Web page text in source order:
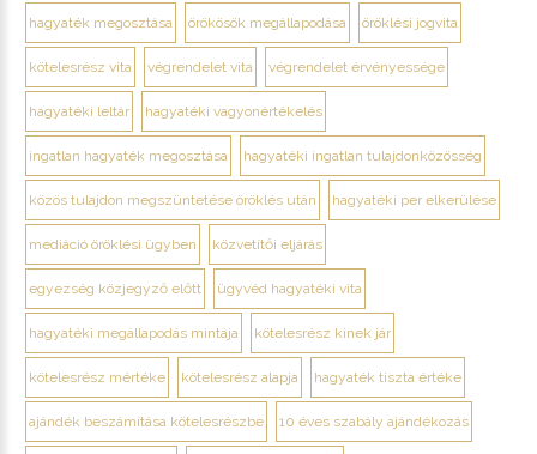
hagyaték megosztása örökösök megállapodása öröklési jogvita
kötelesrész vita végrendelet vita végrendelet érvényessége
hagyatéki leltár hagyatéki vagyonértékelés
ingatlan hagyaték megosztása hagyatéki ingatlan tulajdonközösség
közös tulajdon megszüntetése öröklés után hagyatéki per elkerülése
mediáció öröklési ügyben közvetítői eljárás
egyezség közjegyző előtt ügyvéd hagyatéki vita
hagyatéki megállapodás mintája kötelesrész kinek jár
kötelesrész mértéke kötelesrész alapja hagyaték tiszta értéke
ajándék beszámítása kötelesrészbe 10 éves szabály ajándékozás